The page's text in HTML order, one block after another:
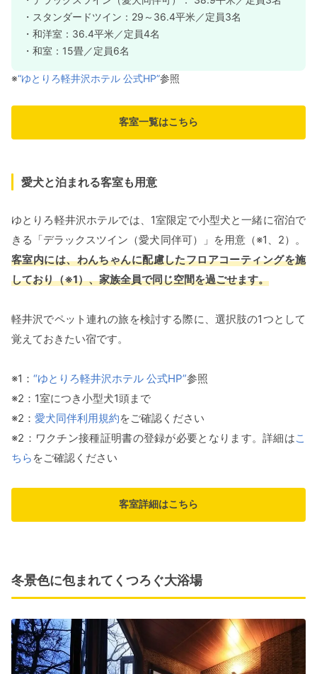
・スタンダードツイン：29～36.4平米／定員3名
・和洋室：36.4平米／定員4名
・和室：15畳／定員6名
※“ゆとりろ軽井沢ホテル 公式HP”参照
客室一覧はこちら
愛犬と泊まれる客室も用意
ゆとりろ軽井沢ホテルでは、1室限定で小型犬と一緒に宿泊で
きる「デラックスツイン（愛犬同伴可）」を用意（※1、2）。
客室内には、わんちゃんに配慮したフロアコーティングを施
しており（※1）、家族全員で同じ空間を過ごせます。
軽井沢でペット連れの旅を検討する際に、選択肢の1つとして
覚えておきたい宿です。
※1： “ゆとりろ軽井沢ホテル 公式HP”参照
※2：1室につき小型犬1頭まで
※2： 愛犬同伴利用規約をご確認ください
※2：ワクチン接種証明書の登録が必要となります。詳細はこ
ちら をご確認ください
客室詳細はこちら
冬景色に包まれてくつろぐ大浴場